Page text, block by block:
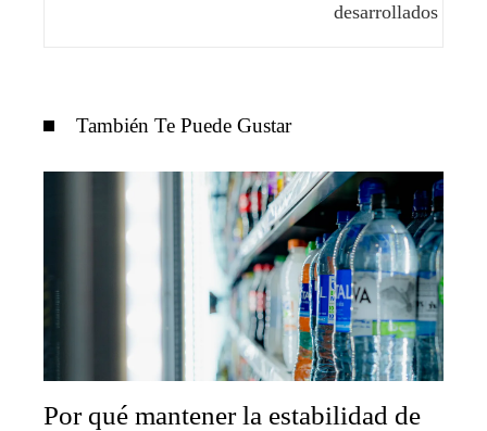
También Te Puede Gustar
Por qué mantener la estabilidad de